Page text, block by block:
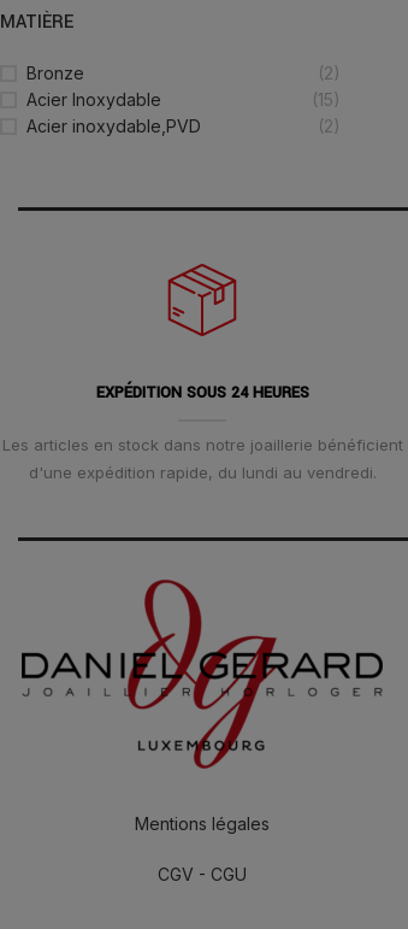
MATIÈRE
Bronze
(2)
Acier Inoxydable
(15)
Acier inoxydable,PVD
(2)
EXPÉDITION SOUS 24 HEURES
Les articles en stock dans notre joaillerie bénéficient
d'une expédition rapide, du lundi au vendredi.
Mentions légales
CGV - CGU